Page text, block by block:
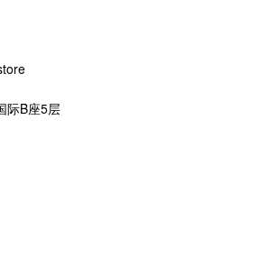
际B座5层